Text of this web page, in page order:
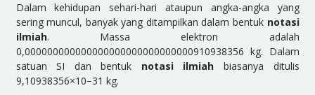
Dalam kehidupan sehari-hari ataupun angka-angka yang
sering muncul, banyak yang ditampilkan dalam bentuk notasi
ilmiah. Massa elektron adalah
0,000000000000000000000000000000910938356 kg. Dalam
satuan SI dan bentuk notasi ilmiah biasanya ditulis
9,10938356×10−31 kg.